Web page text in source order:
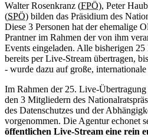
Walter Rosenkranz (FPÖ), Peter
(SPÖ) bilden das Präsidium des
Diese 3 Personen hat der ehemalige
Prantner im Rahmen der von ihm
Events eingeladen. Alle bisherigen
bereits per Live-Stream übertragen,
- wurde dazu auf große, internationale
Im Rahmen der 25. Live-
den 3 Mitgliedern des
des Datenschutzes und der
vorgenommen. Die Agentur echonet
öffentlichen Live-Stream eine rein